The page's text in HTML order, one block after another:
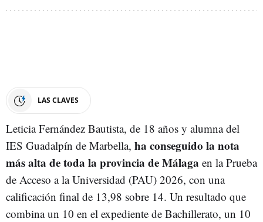
LAS CLAVES
Leticia Fernández Bautista, de 18 años y alumna del
IES Guadalpín de Marbella, ha conseguido la nota
más alta de toda la provincia de Málaga en la Prueba
de Acceso a la Universidad (PAU) 2026, con una
calificación final de 13,98 sobre 14. Un resultado que
combina un 10 en el expediente de Bachillerato, un 10